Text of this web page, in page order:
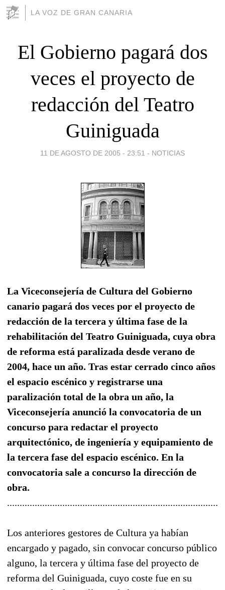
LA VOZ DE GRAN CANARIA
El Gobierno pagará dos
veces el proyecto de
redacción del Teatro
Guiniguada
11 DE AGOSTO DE 2005 - 23:51 - NOTICIAS
La Viceconsejería de Cultura del Gobierno
canario pagará dos veces por el proyecto de
redacción de la tercera y última fase de la
rehabilitación del Teatro Guiniguada, cuya obra
de reforma está paralizada desde verano de
2004, hace un año. Tras estar cerrado cinco años
el espacio escénico y registrarse una
paralización total de la obra un año, la
Viceconsejería anunció la convocatoria de un
concurso para redactar el proyecto
arquitectónico, de ingeniería y equipamiento de
la tercera fase del espacio escénico. En la
convocatoria sale a concurso la dirección de
obra.
Los anteriores gestores de Cultura ya habían
encargado y pagado, sin convocar concurso público
alguno, la tercera y última fase del proyecto de
reforma del Guiniguada, cuyo coste fue en su